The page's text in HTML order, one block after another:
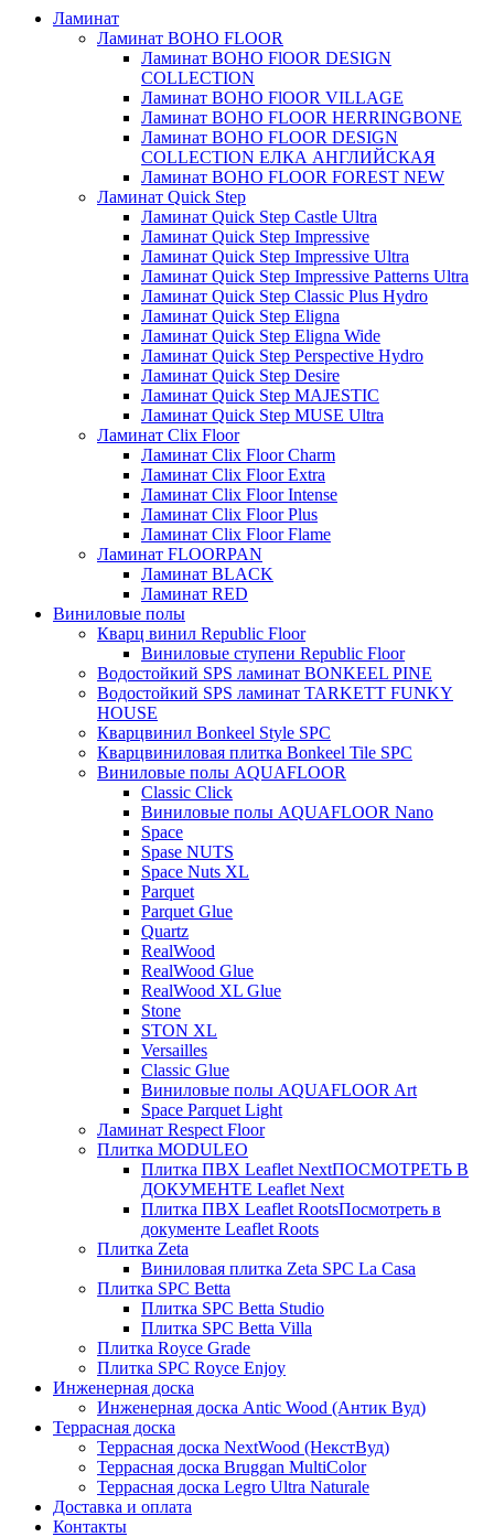
Ламинат
Ламинат BOHO FLOOR
Ламинат BOHO FlOOR DESIGN
COLLECTION
Ламинат BOHO FlOOR VILLAGE
Ламинат BOHO FLOOR HERRINGBONE
Ламинат BOHO FLOOR DESIGN
COLLECTION ЕЛКА АНГЛИЙСКАЯ
Ламинат BOHO FLOOR FOREST NEW
Ламинат Quick Step
Ламинат Quick Step Castle Ultra
Ламинат Quick Step Impressive
Ламинат Quick Step Impressive Ultra
Ламинат Quick Step Impressive Patterns Ultra
Ламинат Quick Step Classic Plus Hydro
Ламинат Quick Step Eligna
Ламинат Quick Step Eligna Wide
Ламинат Quick Step Perspective Hydro
Ламинат Quick Step Desire
Ламинат Quick Step MAJESTIC
Ламинат Quick Step MUSE Ultra
Ламинат Clix Floor
Ламинат Clix Floor Charm
Ламинат Clix Floor Extra
Ламинат Clix Floor Intense
Ламинат Clix Floor Plus
Ламинат Clix Floor Flame
Ламинат FLOORPAN
Ламинат BLACK
Ламинат RED
Виниловые полы
Кварц винил Republic Floor
Виниловые ступени Republic Floor
Водостойкий SPS ламинат BONKEEL PINE
Водостойкий SPS ламинат TARKETT FUNKY
HOUSE
Кварцвинил Bonkeel Style SPC
Кварцвиниловая плитка Bonkeel Tile SPC
Виниловые полы AQUAFLOOR
Classic Click
Виниловые полы AQUAFLOOR Nano
Space
Spase NUTS
Space Nuts XL
Parquet
Parquet Glue
Quartz
RealWood
RealWood Glue
RealWood XL Glue
Stone
STON XL
Versailles
Classic Glue
Виниловые полы AQUAFLOOR Art
Space Parquet Light
Ламинат Respect Floor
Плитка MODULEO
Плитка ПВХ Leaflet NextПОСМОТРЕТЬ В
ДОКУМЕНТЕ Leaflet Next
Плитка ПВХ Leaflet RootsПосмотреть в
документе Leaflet Roots
Плитка Zeta
Виниловая плитка Zeta SPC La Casa
Плитка SPC Betta
Плитка SPC Betta Studio
Плитка SPC Betta Villa
Плитка Royce Grade
Плитка SPC Royce Enjoy
Инженерная доска
Инженерная доска Antic Wood (Антик Вуд)
Террасная доска
Террасная доска NextWood (НекстВуд)
Террасная доска Bruggan MultiColor
Террасная доска Legro Ultra Naturale
Доставка и оплата
Контакты